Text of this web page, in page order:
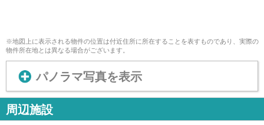
※地図上に表示される物件の位置は付近住所に所在することを表すものであり、実際の
物件所在地とは異なる場合がございます。
パノラマ写真を表示
周辺施設